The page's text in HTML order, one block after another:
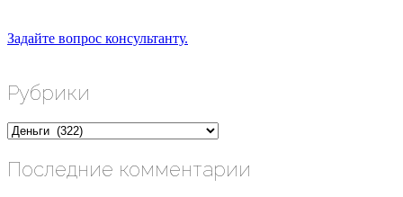
Задайте вопрос консультанту.
Рубрики
Рубрики
Последние комментарии